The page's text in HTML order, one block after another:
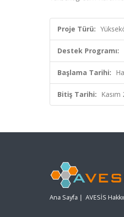
Proje Türü:
Destek Programı:
Başlama Tarihi:
Bitiş Tarihi: Kasım
Ana Sayfa | AVESİS